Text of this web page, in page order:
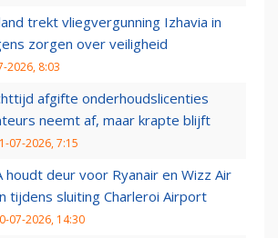
trekt vliegvergunning Izhavia in
zorgen over veiligheid
2026, 8:03
afgifte onderhoudslicenties
neemt af, maar krapte blijft
07-2026, 7:15
houdt deur voor Ryanair en Wizz Air
tijdens sluiting Charleroi Airport
07-2026, 14:30